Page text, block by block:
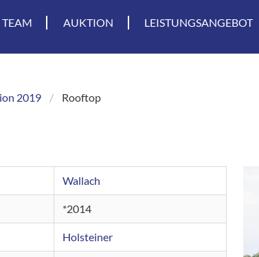
TEAM AUKTION LEISTUNGSANGEBOT
2019 Rooftop
Wallach
2014
Holsteiner